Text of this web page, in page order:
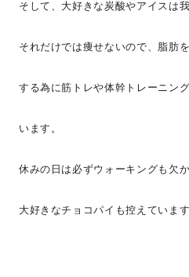
そして、大好きな炭酸やアイスは
それだけでは痩せないので、脂肪
する為に筋トレや体幹トレーニン
います。
休みの日は必ずウォーキングも欠
大好きなチョコパイも控えています